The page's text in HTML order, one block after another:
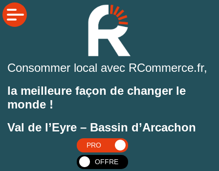
Consommer local avec RCommerce.fr,
la meilleure façon de changer le
monde !
Val de l’Eyre – Bassin d’Arcachon
PRO
OFFRE